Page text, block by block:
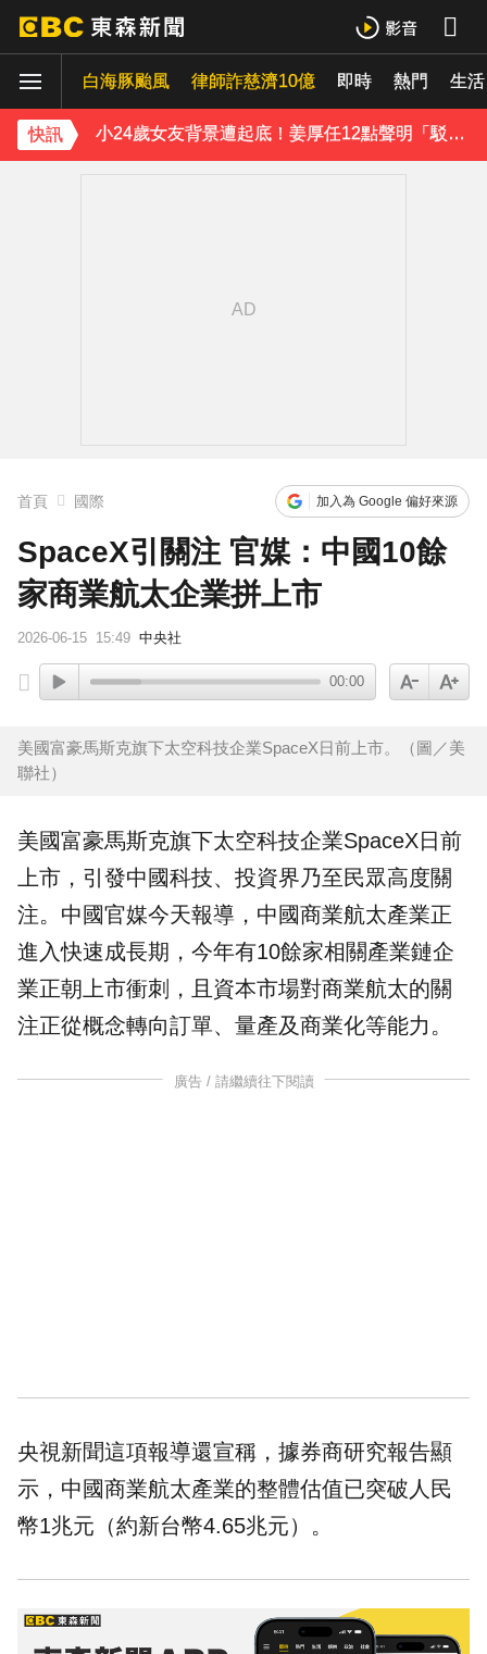
白海豚颱風 律師詐慈濟10億 即時 熱門 生活
快訊
下載東森App，隨時掌握天下大小事！
小24歲女友背景遭起底！姜厚任12點聲明「駁小三傳聞」：你在講三小？
首頁 國際 加入為 Google 偏好來源
SpaceX引關注 官媒：中國10餘
家商業航太企業拼上市
2026-06-15 15:49 中央社
00:00
美國富豪馬斯克旗下太空科技企業SpaceX日前上市。（圖／美
聯社）
美國富豪馬斯克旗下太空科技企業SpaceX日前
上市，引發中國科技、投資界乃至民眾高度關
注。中國官媒今天報導，中國商業航太產業正
進入快速成長期，今年有10餘家相關產業鏈企
業正朝上市衝刺，且資本市場對商業航太的關
注正從概念轉向訂單、量產及商業化等能力。
廣告 / 請繼續往下閱讀
央視新聞這項報導還宣稱，據券商研究報告顯
示，中國商業航太產業的整體估值已突破人民
幣1兆元（約新台幣4.65兆元）。